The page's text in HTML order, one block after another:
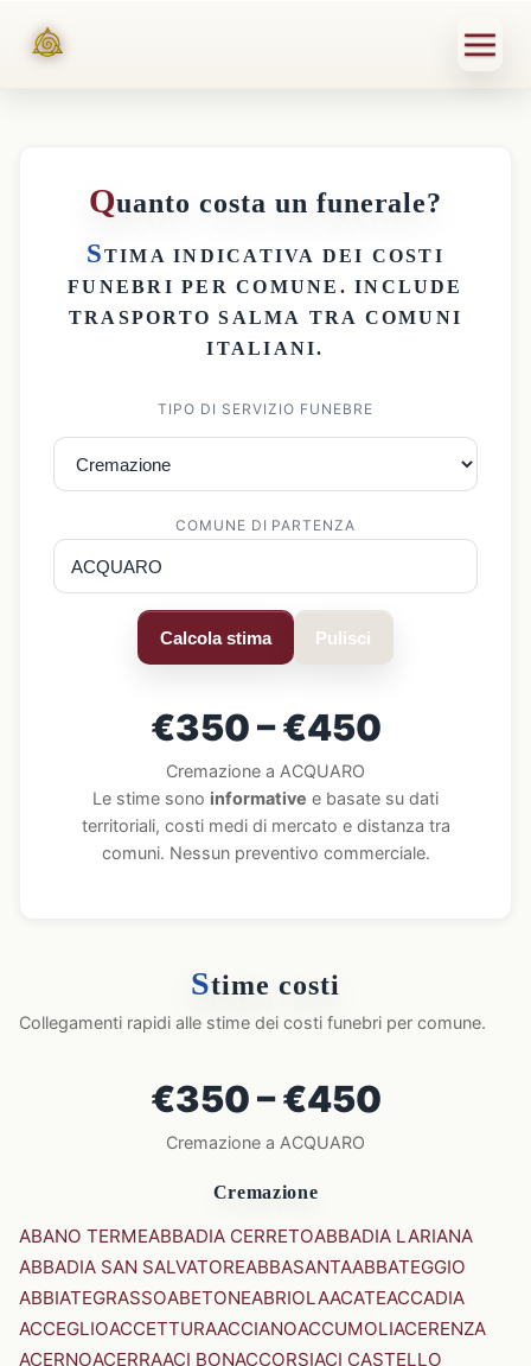
Quanto costa un funerale?
STIMA INDICATIVA DEI COSTI
FUNEBRI PER COMUNE . INCLUDE
TRASPORTO SALMA TRA COMUNI
ITALIANI.
TIPO DI SERVIZIO FUNEBRE
COMUNE DI PARTENZA
Calcola stima Pulisci
€350 – €450
Cremazione a ACQUARO
Le stime sono informative e basate su dati
territoriali, costi medi di mercato e distanza tra
comuni. Nessun preventivo commerciale.
Stime costi
Collegamenti rapidi alle stime dei costi funebri per comune.
€350 – €450
Cremazione a ACQUARO
Cremazione
ABANO TERMEABBADIA CERRETOABBADIA LARIANA
ABBADIA SAN SALVATOREABBASANTAABBATEGGIO
ABBIATEGRASSOABETONEABRIOLAACATEACCADIA
ACCEGLIOACCETTURAACCIANOACCUMOLIACERENZA
ACERNOACERRAACI BONACCORSIACI CASTELLO